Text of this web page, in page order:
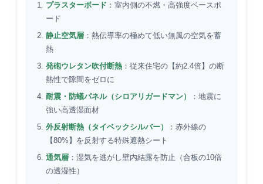
プラスターボード ：室内側の不燃・高強度ベースボ
ード
静止空気層 ：熱伝導率の極めて低い無風の空気を蓄
熱
発砲ウレタン吹付断熱 ：従来住宅の【約2.4倍】の断
熱性で隙間をゼロに
耐震・防蟻パネル（シロアリガードマン）
：地震に
強い高透湿面材
外反射断熱（タイベックシルバー）
：赤外線の
【80%】を反射する特殊遮熱シート
通気層 ：湿気を逃がし壁内結露を防止（合板の10倍
の透湿性）